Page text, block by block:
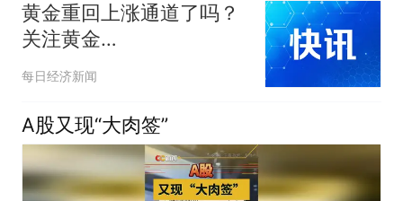
黄金重回上涨通道了吗？
关注黄金
ETF（518800）、黄金股
每日经济新闻
A股又现“大肉签”